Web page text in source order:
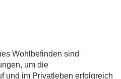
Wohlbefinden sind
um die
und im Privatleben erfolgreich